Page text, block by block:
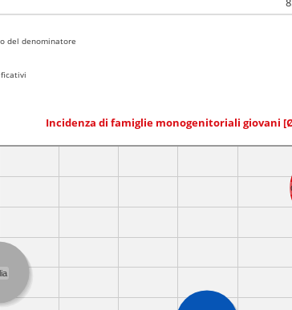
del denominatore
Incidenza di famiglie monogenitoriali giovani